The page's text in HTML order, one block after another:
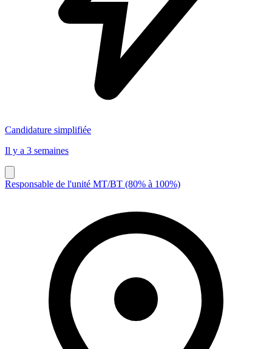
Candidature simplifiée
Il y a 3 semaines
Responsable de l'unité MT/BT (80% à 100%)